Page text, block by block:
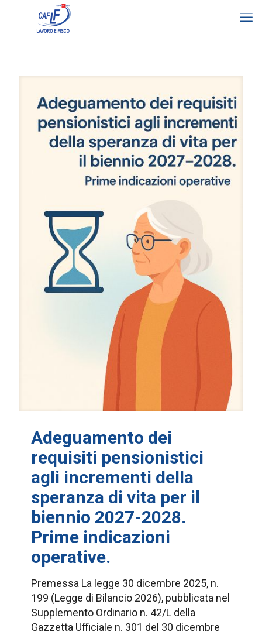
Adeguamento dei
requisiti pensionistici
agli incrementi della
speranza di vita per il
biennio 2027-2028.
Prime indicazioni
operative.
Premessa La legge 30 dicembre 2025, n.
199 (Legge di Bilancio 2026), pubblicata nel
Supplemento Ordinario n. 42/L della
Gazzetta Ufficiale n. 301 del 30 dicembre